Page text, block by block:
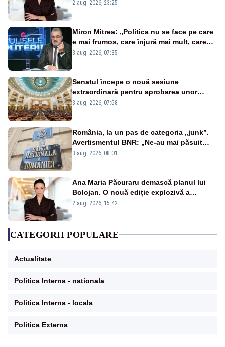
2 aug. 2026, 23:25
Miron Mitrea: „Politica nu se face pe care
e mai frumos, care înjură mai mult, care
țipă mai tare, ci pe proiecte”
3 aug. 2026, 07:35
Senatul începe o nouă sesiune
extraordinară pentru aprobarea unor
jaloane din PNRR
3 aug. 2026, 07:58
România, la un pas de categoria „junk”.
Avertismentul BNR: „Ne-au mai păsuit
pentru câteva luni”
3 aug. 2026, 08:01
Ana Maria Păcuraru demască planul lui
Bolojan. O nouă ediție explozivă a
emisiunii „Miza Zilei” la Realitatea PLUS
2 aug. 2026, 15:42
CATEGORII POPULARE
Actualitate
Politica Interna - nationala
Politica Interna - locala
Politica Externa